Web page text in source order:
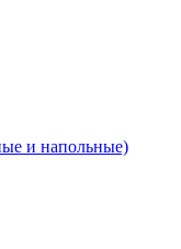
и напольные)